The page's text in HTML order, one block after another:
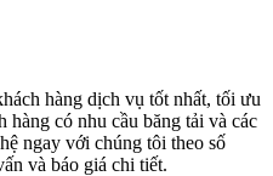
hàng dịch vụ tốt nhất, tối ưu
hàng có nhu cầu băng tải và các
ngay với chúng tôi theo số
và báo giá chi tiết.